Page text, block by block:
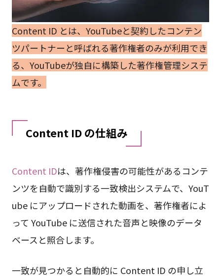
Content ID とは、YouTubeと契約したコンテン
ツパートナーと呼ばれる著作権者のみが利用でき
る、YouTubeが独自に構築した著作権管理システ
ムです。
Content ID の仕組み
Content IDは、著作権侵害の可能性があるコンテ
ンツを自動で識別する一致検出システムで、YouT
ube にアップロードされた動画を、著作権者によ
って YouTube に送信された音声と映像のデータ
ベースと照合します。
一致が見つかると自動的に Content ID の申し立